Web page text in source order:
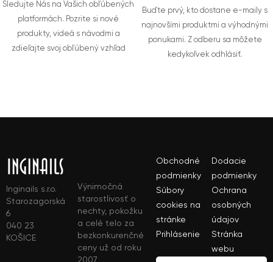
Sledujte Nás na Vašich obľúbených
platformách. Pozrite si nové
produkty, videá s návodmi a
zdieľajte svoj obľúbený vzhľad
Buďte prvý, kto dostane e-maily s
najnovšími produktmi a výhodnými
ponukami. Z odberu sa môžete
kedykoľvek odhlásiť.
Inginails s.r.o.
Starozagorská
6
040 23
KOŠICE
Výnimočná
starostlivosť o
nechty, pokožku
a celé telo za
bezkonkurenčné
ceny už od roku
2007
Obchodné
podmienky
Dodacie
podmienky
Súbory
cookies na
stránke
Ochrana
osobných
údajov
Prihlásenie
Stránka
webu